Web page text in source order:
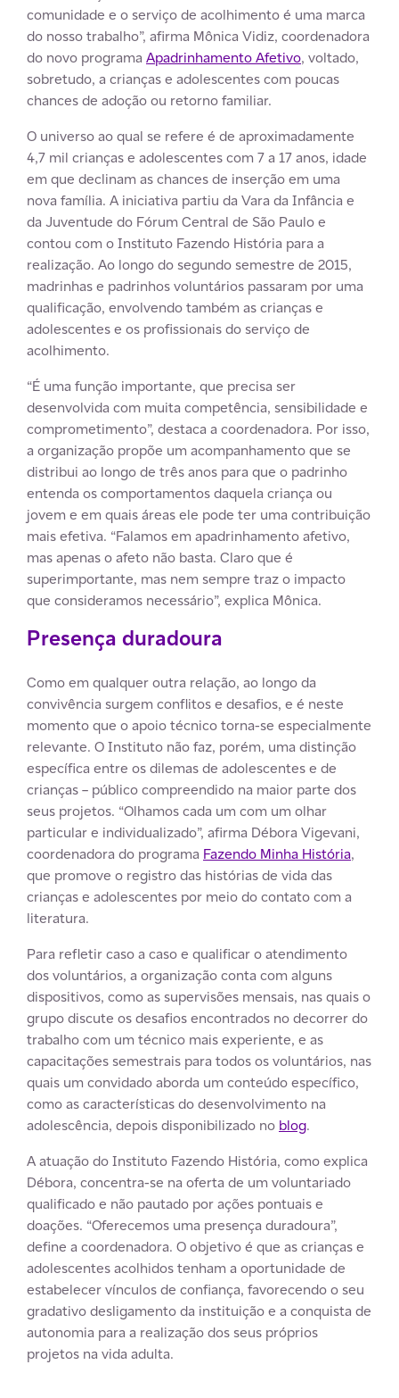
comunidade e o serviço de acolhimento é uma marca
do nosso trabalho”, afirma Mônica Vidiz, coordenadora
do novo programa Apadrinhamento Afetivo, voltado,
sobretudo, a crianças e adolescentes com poucas
chances de adoção ou retorno familiar.
O universo ao qual se refere é de aproximadamente
4,7 mil crianças e adolescentes com 7 a 17 anos, idade
em que declinam as chances de inserção em uma
nova família. A iniciativa partiu da Vara da Infância e
da Juventude do Fórum Central de São Paulo e
contou com o Instituto Fazendo História para a
realização. Ao longo do segundo semestre de 2015,
madrinhas e padrinhos voluntários passaram por uma
qualificação, envolvendo também as crianças e
adolescentes e os profissionais do serviço de
acolhimento.
“É uma função importante, que precisa ser
desenvolvida com muita competência, sensibilidade e
comprometimento”, destaca a coordenadora. Por isso,
a organização propõe um acompanhamento que se
distribui ao longo de três anos para que o padrinho
entenda os comportamentos daquela criança ou
jovem e em quais áreas ele pode ter uma contribuição
mais efetiva. “Falamos em apadrinhamento afetivo,
mas apenas o afeto não basta. Claro que é
superimportante, mas nem sempre traz o impacto
que consideramos necessário”, explica Mônica.
Presença duradoura
Como em qualquer outra relação, ao longo da
convivência surgem conflitos e desafios, e é neste
momento que o apoio técnico torna-se especialmente
relevante. O Instituto não faz, porém, uma distinção
específica entre os dilemas de adolescentes e de
crianças – público compreendido na maior parte dos
seus projetos. “Olhamos cada um com um olhar
particular e individualizado”, afirma Débora Vigevani,
coordenadora do programa Fazendo Minha História,
que promove o registro das histórias de vida das
crianças e adolescentes por meio do contato com a
literatura.
Para refletir caso a caso e qualificar o atendimento
dos voluntários, a organização conta com alguns
dispositivos, como as supervisões mensais, nas quais o
grupo discute os desafios encontrados no decorrer do
trabalho com um técnico mais experiente, e as
capacitações semestrais para todos os voluntários, nas
quais um convidado aborda um conteúdo específico,
como as características do desenvolvimento na
adolescência, depois disponibilizado no blog.
A atuação do Instituto Fazendo História, como explica
Débora, concentra-se na oferta de um voluntariado
qualificado e não pautado por ações pontuais e
doações. “Oferecemos uma presença duradoura”,
define a coordenadora. O objetivo é que as crianças e
adolescentes acolhidos tenham a oportunidade de
estabelecer vínculos de confiança, favorecendo o seu
gradativo desligamento da instituição e a conquista de
autonomia para a realização dos seus próprios
projetos na vida adulta.